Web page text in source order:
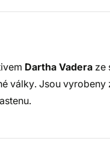
Dartha Vadera ze
války. Jsou vyrobeny